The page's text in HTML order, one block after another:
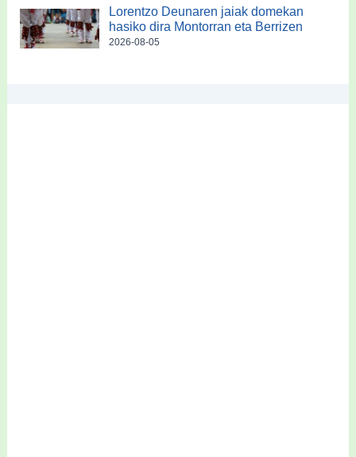
Lorentzo Deunaren jaiak domekan
hasiko dira Montorran eta Berrizen
2026-08-05